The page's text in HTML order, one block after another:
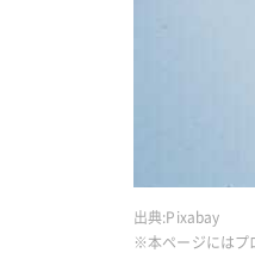
出典:Pixabay
※本ページにはプ